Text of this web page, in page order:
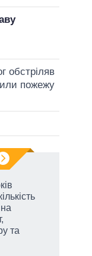
обстріляв
пожежу
та